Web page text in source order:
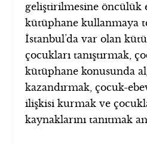
geliştirilmesine öncülük
kütüphane kullanmaya
İstanbul’da var olan
çocukları tanıştırmak,
kütüphane konusunda
kazandırmak, çocuk-
ilişkisi kurmak ve
kaynaklarını tanıtmak